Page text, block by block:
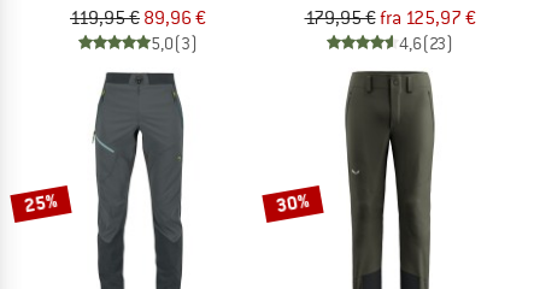
119,95 € 89,96 €
5,0(3)
179,95 €fra 125,97 €
4,6(23)
25% 30%